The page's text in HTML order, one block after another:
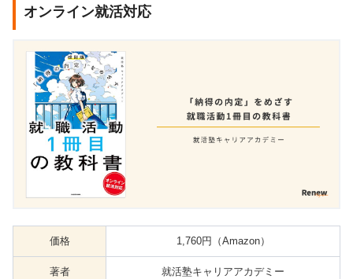
オンライン就活対応
価格 1,760円（Amazon）
著者 就活塾キャリアアカデミー